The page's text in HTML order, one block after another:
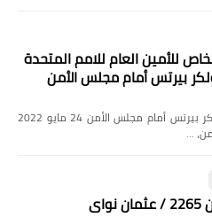
للأمين العام للامم المتحدة
بيرتس أمام مجلس الأمن
إحاطة الممثل الخاص للأمين العام فولكر بيرتس أمام مجلس الأمن 24 مايو 2022
…